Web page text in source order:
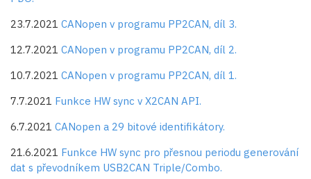
23.7.2021 CANopen v programu PP2CAN, díl 3.
12.7.2021 CANopen v programu PP2CAN, díl 2.
10.7.2021 CANopen v programu PP2CAN, díl 1.
7.7.2021 Funkce HW sync v X2CAN API.
6.7.2021 CANopen a 29 bitové identifikátory.
21.6.2021 Funkce HW sync pro přesnou periodu generování
dat s převodníkem USB2CAN Triple/Combo.